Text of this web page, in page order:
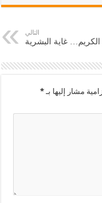
التالي
غاية البشرية
مشار إليها بـ*